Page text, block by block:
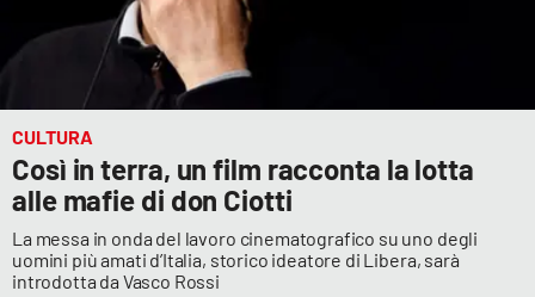
Android
Apple
CULTURA
Così in terra, un film racconta la lotta
alle mafie di don Ciotti
La messa in onda del lavoro cinematografico su uno degli
uomini più amati d’Italia, storico ideatore di Libera, sarà
introdotta da Vasco Rossi